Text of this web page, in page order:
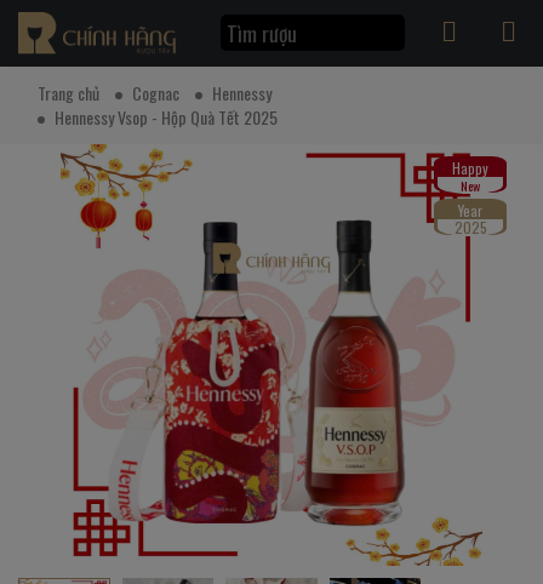
Trang chủ Cognac
Hennessy
Hennessy Vsop - Hộp Quà Tết 2025
Happy
New
Year
2025